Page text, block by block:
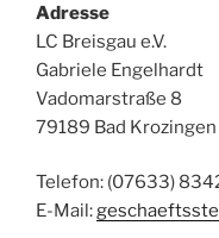
Adresse
LC Breisgau e.V.
Gabriele Engelhardt
Vadomarstraße 8
79189 Bad Krozingen
Telefon: (07633)
E-Mail: